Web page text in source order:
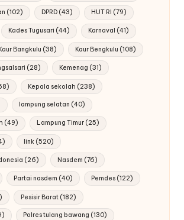
(102) DPRD(43) HUT RI (79)
Kades Tugusari (44) Karnaval (41)
Bangkulu (38) Kaur Bengkulu (108)
(28) Kemenag (31)
Kepala sekolah (238)
lampung selatan (40)
(49) Lampung Timur(25)
link (520)
(26) Nasdem (76)
Partai nasdem (40) Pemdes(122)
Pesisir Barat(182)
Polres tulang bawang (130)